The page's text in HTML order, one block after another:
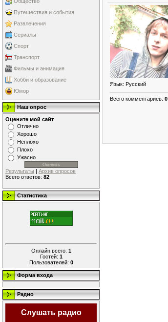
Путешествия и события
Развлечения
Сериалы
Спорт
Транспорт
Фильмы и анимация
Хобби и образование
Юмор
Наш опрос
Оцените мой сайт
Отлично
Хорошо
Неплохо
Плохо
Ужасно
Результаты | Архив опросов
Всего ответов: 82
Статистика
Онлайн всего: 1
Гостей: 1
Пользователей: 0
Форма входа
Радио
Слушать радио
Язык: Русский
Всего комментариев: 0